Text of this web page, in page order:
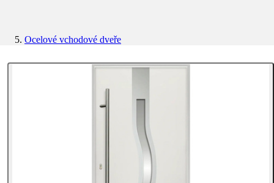
Ocelové vchodové dveře